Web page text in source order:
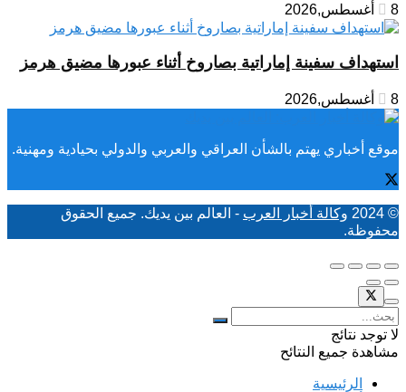
8 أغسطس,2026
استهداف سفينة إماراتية بصاروخ أثناء عبورها مضيق هرمز
8 أغسطس,2026
موقع أخباري يهتم بالشأن العراقي والعربي والدولي بحيادية ومهنية.
© 2024 وكالة أخبار العرب - العالم بين يديك. جميع الحقوق
محفوظة.
لا توجد نتائج
مشاهدة جميع النتائح
الرئيسية